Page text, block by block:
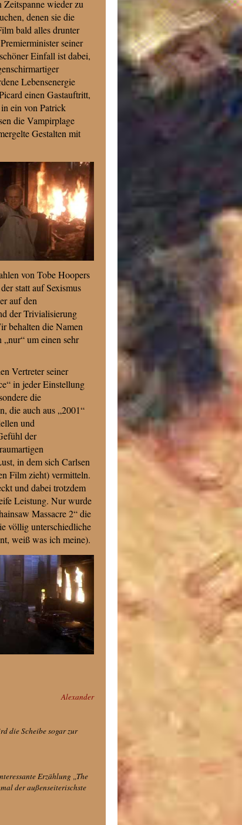
wieder zu
denen sie die
bald alles drunter
seiner
Einfall ist dabei,
Lebensenergie
einen Gastauftritt,
ein von Patrick
die Vampirplage
Gestalten mit
von Tobe Hoopers
der statt auf Sexismus
auf den
der Trivialisierung
behalten die Namen
um einen sehr
Vertreter seiner
in jeder Einstellung
die
die auch aus „2001“
und
der
in dem sich Carlsen
Film zieht) vermitteln.
und dabei trotzdem
Leistung. Nur wurde
Massacre 2“ die
völlig unterschiedliche
weiß was ich meine).
Alexander
die Scheibe sogar zur
Erzählung „The
der außenseiterischste